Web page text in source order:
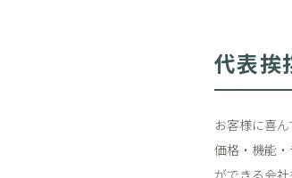
代表挨
お客様に喜
価格・機能
ができる会社